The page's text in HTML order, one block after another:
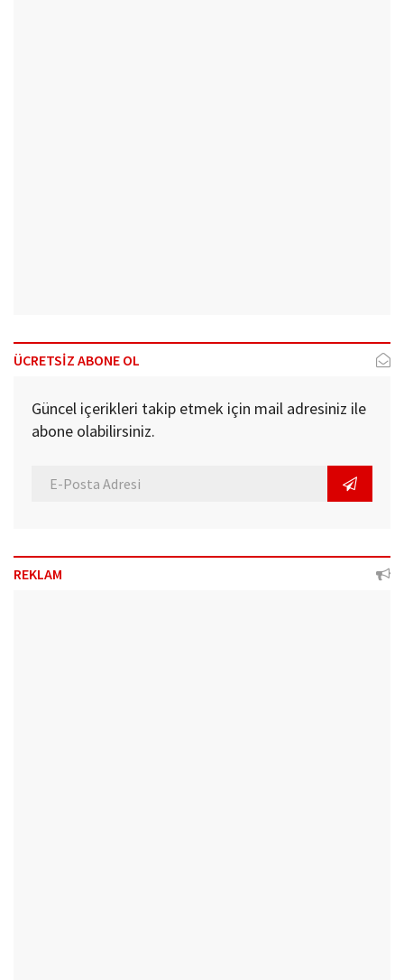
ÜCRETSİZ ABONE OL
Güncel içerikleri takip etmek için mail adresiniz ile
abone olabilirsiniz.
REKLAM